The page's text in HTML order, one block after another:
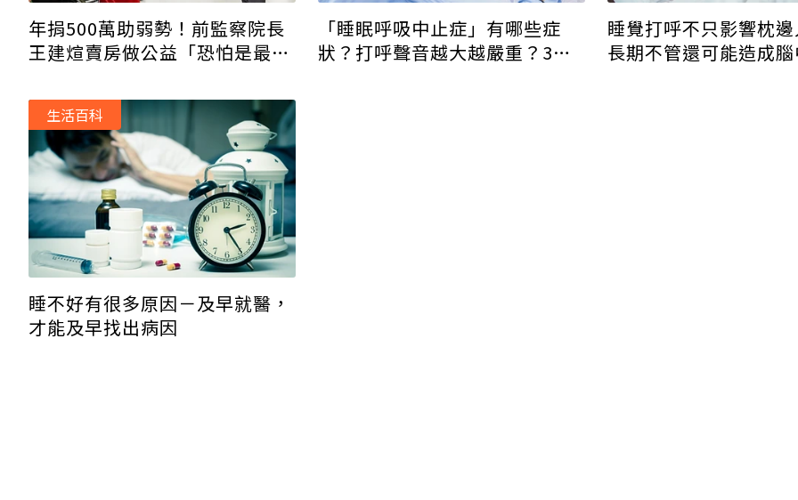
年捐500萬助弱勢！前監察院長
王建煊賣房做公益「恐怕是最後
「睡眠呼吸中止症」有哪些症
狀？打呼聲音越大越嚴重？3大
睡覺打呼不只影響枕
長期不管還可能造成
睡不好有很多原因－及早就醫，
才能及早找出病因
生活百科